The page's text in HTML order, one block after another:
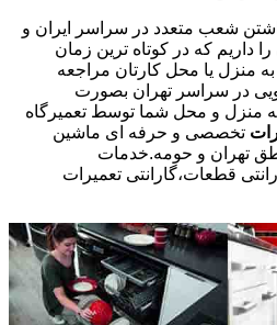
شعب متعدد در سراسر ایران و
داریم که در کوتاه ترین زمان
منزل یا محل کارتان مراجعه
در سراسر تهران بصورت
منزل و محل شما توسط تعمیرگاه
تخصصی و حرفه ای ماشین
تهران و حومه.خدمات
قطعات،گارانتی تعمیرات